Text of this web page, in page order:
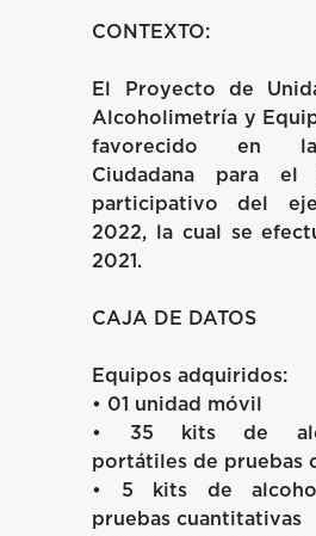
CONTEXTO:
El Proyecto de
Alcoholimetría y
favorecido en
Ciudadana para el
participativo del
2022, la cual se
2021.
CAJA DE DATOS
Equipos adquiridos:
• 01 unidad móvil
• 35 kits de
portátiles de pruebas
• 5 kits de
pruebas cuantitativas